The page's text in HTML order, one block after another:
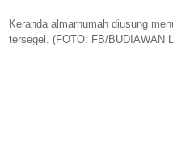
Keranda almarhumah diusung
tersegel. (FOTO: FB/BUDIAWAN